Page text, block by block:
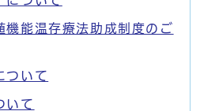
機能温存療法助成制度のご
ついて
いて